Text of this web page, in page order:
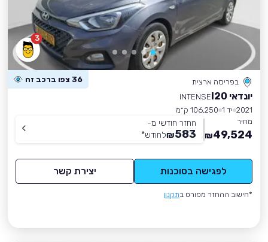
3
בפריסה ארצית 36 צפו ברכב זה
יונדאי I20
INTENSE
2021 יד 1
106,250 ק״מ
מחיר
49,524
₪
החזר חודשי מ-
583
₪לחודש*
לפגישה בסוכנות יצירת קשר
*חישוב ההחזר מפורט בתקנון